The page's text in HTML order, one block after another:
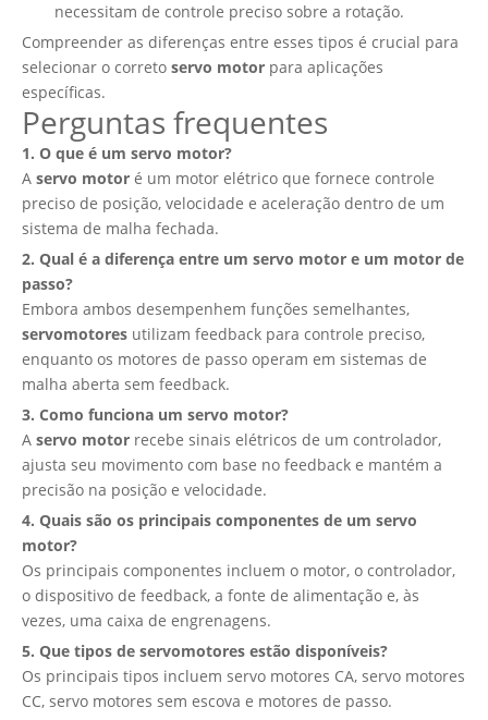
necessitam de controle preciso sobre a rotação.
Compreender as diferenças entre esses tipos é crucial para
selecionar o correto servo motor para aplicações
específicas.
Perguntas frequentes
1. O que é um servo motor?
A servo motor é um motor elétrico que fornece controle
preciso de posição, velocidade e aceleração dentro de um
sistema de malha fechada.
2. Qual é a diferença entre um servo motor e um motor de
passo?
Embora ambos desempenhem funções semelhantes,
servomotores utilizam feedback para controle preciso,
enquanto os motores de passo operam em sistemas de
malha aberta sem feedback.
3. Como funciona um servo motor?
A servo motor recebe sinais elétricos de um controlador,
ajusta seu movimento com base no feedback e mantém a
precisão na posição e velocidade.
4. Quais são os principais componentes de um servo
motor?
Os principais componentes incluem o motor, o controlador,
o dispositivo de feedback, a fonte de alimentação e, às
vezes, uma caixa de engrenagens.
5. Que tipos de servomotores estão disponíveis?
Os principais tipos incluem servo motores CA, servo motores
CC, servo motores sem escova e motores de passo.